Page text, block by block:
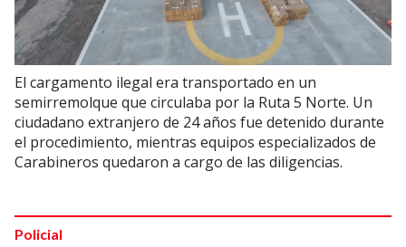
El cargamento ilegal era transportado en un
semirremolque que circulaba por la Ruta 5 Norte. Un
ciudadano extranjero de 24 años fue detenido durante
el procedimiento, mientras equipos especializados de
Carabineros quedaron a cargo de las diligencias.
Policial